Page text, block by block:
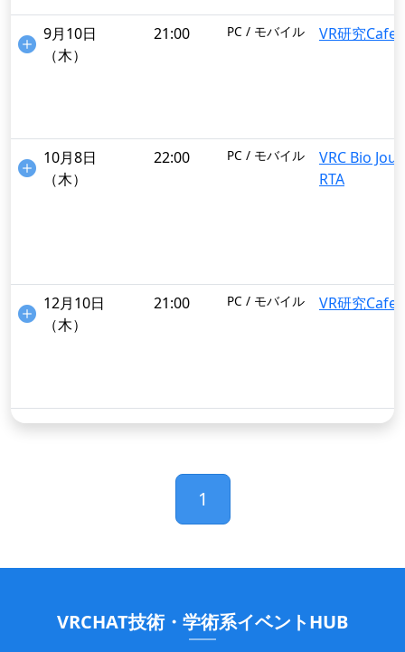
9月10日
（木）
21:00 PC / モバイル VR研究Cafe
10月8日
（木）
22:00 PC / モバイル
VRC Bio
RTA
12月10日
（木）
21:00 PC / モバイル VR研究Cafe
1
VRCHAT技術・学術系イベントHUB